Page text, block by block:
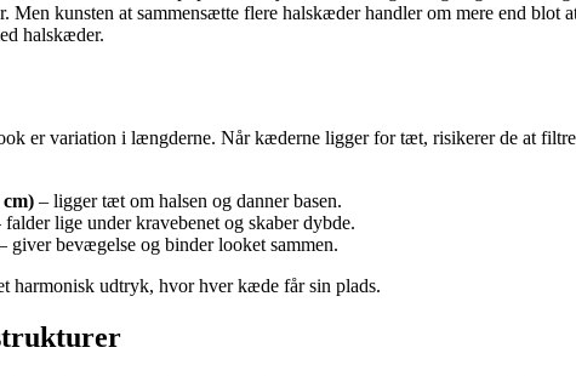
Men kunsten at sammensætte flere halskæder handler om mere end
halskæder.
er variation i længderne. Når kæderne ligger for tæt, risikerer de at
– ligger tæt om halsen og danner basen.
falder lige under kravebenet og skaber dybde.
giver bevægelse og binder looket sammen.
harmonisk udtryk, hvor hver kæde får sin plads.